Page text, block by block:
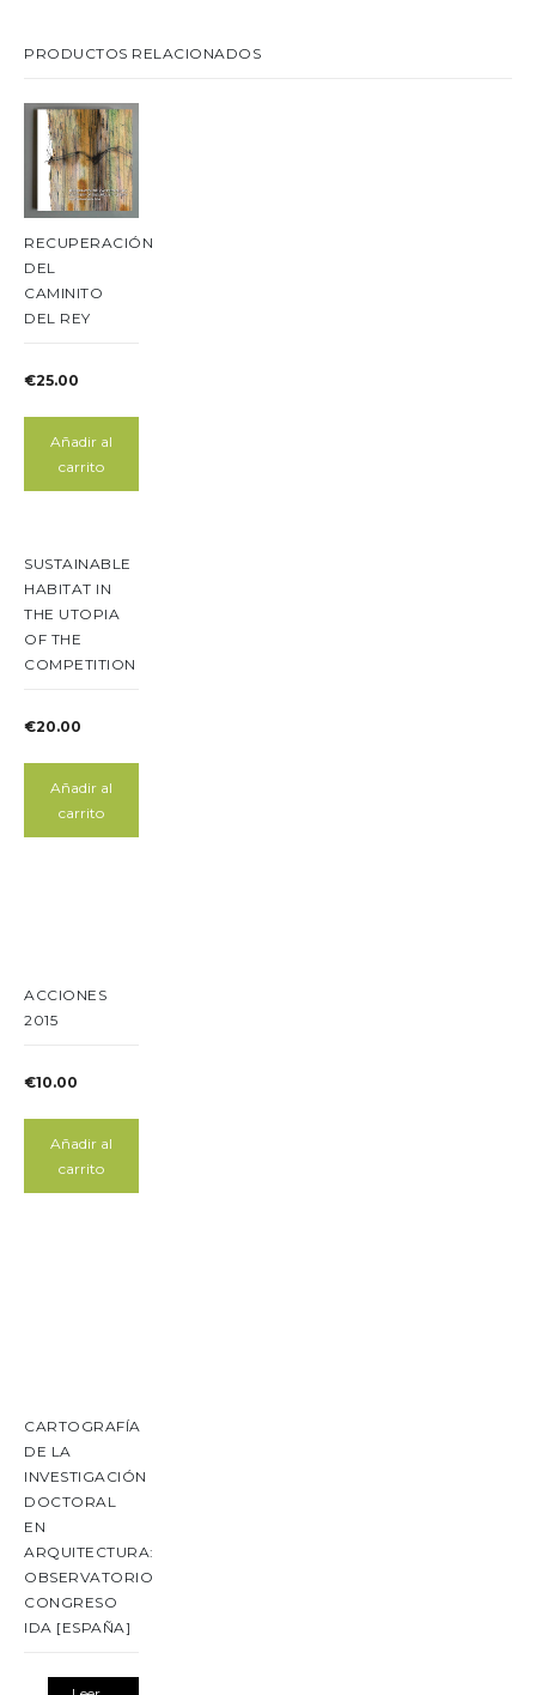
PRODUCTOS RELACIONADOS
RECUPERACIÓN
DEL
CAMINITO
DEL REY
€25.00
Añadir al
carrito
SUSTAINABLE
HABITAT IN
THE UTOPIA
OF THE
COMPETITION
€20.00
Añadir al
carrito
ACCIONES
2015
€10.00
Añadir al
carrito
CARTOGRAFÍA
DE LA
INVESTIGACIÓN
DOCTORAL
EN
ARQUITECTURA:
OBSERVATORIO
CONGRESO
IDA [ESPAÑA]